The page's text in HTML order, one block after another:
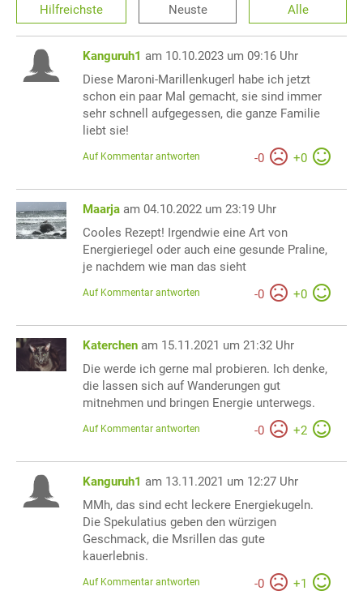
Hilfreichste Neuste Alle
Kanguruh1 am 10.10.2023 um 09:16 Uhr
Diese Maroni-Marillenkugerl habe ich jetzt
schon ein paar Mal gemacht, sie sind immer
sehr schnell aufgegessen, die ganze Familie
liebt sie!
-0 +0
Auf Kommentar antworten
Maarja am 04.10.2022 um 23:19 Uhr
Cooles Rezept! Irgendwie eine Art von
Energieriegel oder auch eine gesunde Praline,
je nachdem wie man das sieht
-0 +0
Auf Kommentar antworten
Katerchen am 15.11.2021 um 21:32 Uhr
Die werde ich gerne mal probieren. Ich denke,
die lassen sich auf Wanderungen gut
mitnehmen und bringen Energie unterwegs.
-0 +2
Auf Kommentar antworten
Kanguruh1 am 13.11.2021 um 12:27 Uhr
MMh, das sind echt leckere Energiekugeln.
Die Spekulatius geben den würzigen
Geschmack, die Msrillen das gute
kauerlebnis.
-0 +1
Auf Kommentar antworten